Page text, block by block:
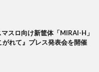
スロ向け新筐体「MIRAI-H」
れて』プレス発表会を開催